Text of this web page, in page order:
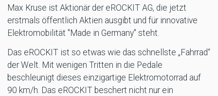
Max Kruse ist Aktionär der eROCKIT AG, die jetzt
erstmals öffentlich Aktien ausgibt und für innovative
Elektromobilität "Made in Germany" steht.
Das eROCKIT ist so etwas wie das schnellste „Fahrrad“
der Welt. Mit wenigen Tritten in die Pedale
beschleunigt dieses einzigartige Elektromotorrad auf
90 km/h. Das eROCKIT beschert nicht nur ein